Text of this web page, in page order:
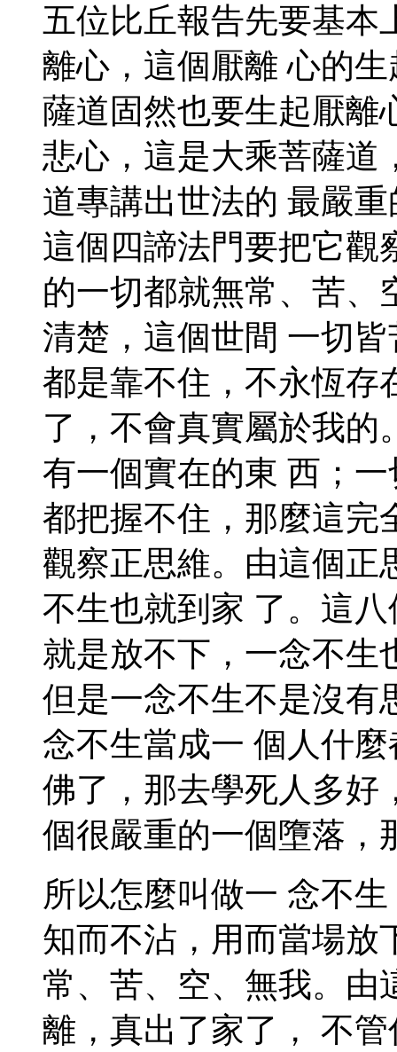
五位比丘報告先要基本
離心，這個厭離 心的
薩道固然也要生起厭離
悲心，這是大乘菩薩道
道專講出世法的 最嚴
這個四諦法門要把它觀
的一切都就無常、苦、
清楚，這個世間 一切
都是靠不住，不永恆存
了，不會真實屬於我的
有一個實在的東 西；
都把握不住，那麼這完
觀察正思維。由這個正
不生也就到家 了。這
就是放不下，一念不生
但是一念不生不是沒有
念不生當成一 個人什
佛了，那去學死人多好
個很嚴重的一個墮落，
所以怎麼叫做一 念不
知而不沾，用而當場放
常、苦、空、無我。由
離，真出了家了， 不